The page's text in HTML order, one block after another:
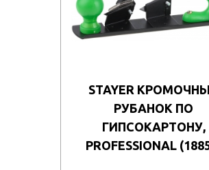
STAYER
РУБАНОК ПО
ГИПСОКАРТОНУ,
PROFESSIONAL